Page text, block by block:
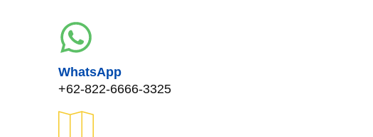
WhatsApp
+62-822-6666-3325